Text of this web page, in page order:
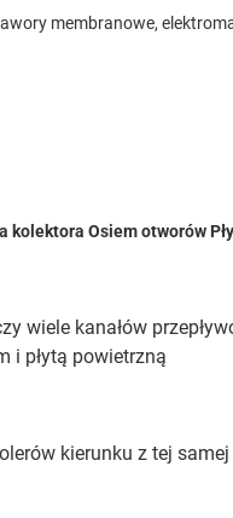
membranowe,
kolektora Osiem otworów
wiele kanałów
i płytą powietrzną
kierunku z tej